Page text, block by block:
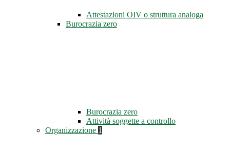
Attestazioni OIV o struttura analoga
Burocrazia zero
Burocrazia zero
Attività soggette a controllo
Organizzazione 1